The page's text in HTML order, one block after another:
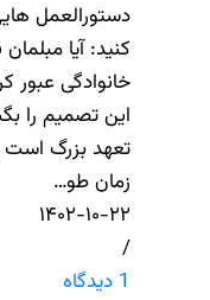
دستورالعمل
کنید: آیا
خانوادگی عبور
این تصمیم را
تعهد بزرگ
زمان طو…
۱۴۰۲-۱۰-۲۲
/
1 دیدگاه